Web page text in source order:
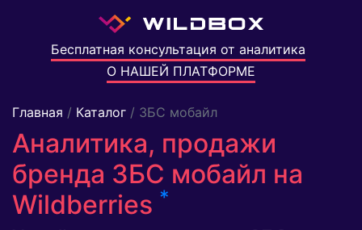
Бесплатная консультация от аналитика
О НАШЕЙ ПЛАТФОРМЕ
Главная / Каталог / ЗБС мобайл
Аналитика, продажи
бренда ЗБС мобайл на
Wildberries *